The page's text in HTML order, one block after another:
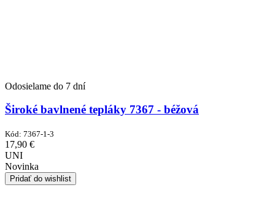
Odosielame do 7 dní
Široké bavlnené tepláky 7367 - béžová
Kód: 7367-1-3
17,90 €
UNI
Novinka
Pridať do wishlist